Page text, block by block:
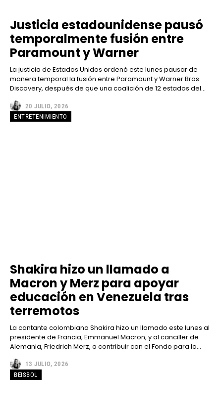
Justicia estadounidense pausó
temporalmente fusión entre
Paramount y Warner
La justicia de Estados Unidos ordenó este lunes pausar de
manera temporal la fusión entre Paramount y Warner Bros.
Discovery, después de que una coalición de 12 estados del...
20 JULIO, 2026
ENTRETENIMIENTO
Shakira hizo un llamado a
Macron y Merz para apoyar
educación en Venezuela tras
terremotos
La cantante colombiana Shakira hizo un llamado este lunes al
presidente de Francia, Emmanuel Macron, y al canciller de
Alemania, Friedrich Merz, a contribuir con el Fondo para la...
13 JULIO, 2026
BEISBOL